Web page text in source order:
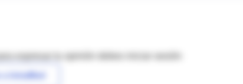
expresar tu opinión debes iniciar sesión
a IntraMed